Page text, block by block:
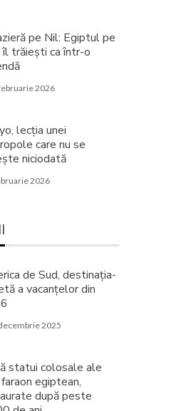
pe Nil: Egiptul pe
îl trăiești ca într-o
2026
lecția unei
care nu se
niciodată
2026
de Sud, destinația-
a vacanțelor din
2025
statui colosale ale
egiptean,
după peste